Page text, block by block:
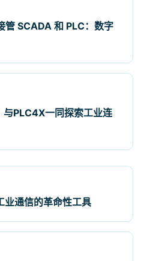
管 SCADA 和 PLC：数字
PLC4X一同探索工业连
通信的革命性工具